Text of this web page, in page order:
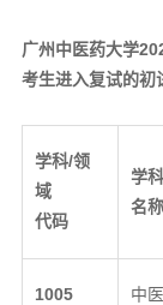
广州中医药大学
考生进入复试的初
学科/领
域
代码
学科
名称
1005 中